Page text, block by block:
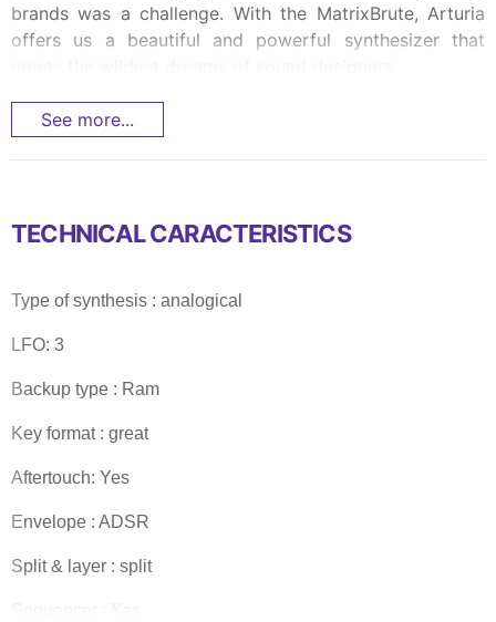
brands was a challenge. With the MatrixBrute, Arturia
offers us a beautiful and powerful synthesizer that
See more...
TECHNICAL CARACTERISTICS
Type of synthesis : analogical
LFO: 3
Backup type : Ram
Key format : great
Aftertouch: Yes
Envelope : ADSR
Split & layer : split
Sequencer : Yes